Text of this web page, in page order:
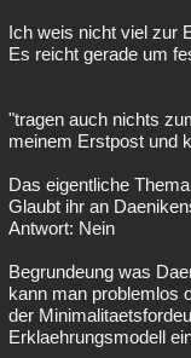
Ich weis nicht viel zur
Es reicht gerade um
"tragen auch nichts
meinem Erstpost und
Das eigentliche Thema
Glaubt ihr an
Antwort: Nein
Begrundeung was
kann man problemlos
der
Erklaehrungsmodell